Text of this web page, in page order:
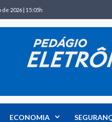
2026 | 15:05h
ECONOMIA